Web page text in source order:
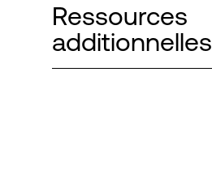
Ressources
additionnelles